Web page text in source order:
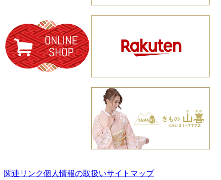
関連リンク個人情報の取扱いサイトマップ